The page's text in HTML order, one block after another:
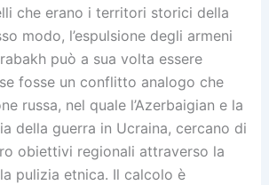
che erano i territori storici della
modo, l’espulsione degli armeni
può a sua volta essere
fosse un conflitto analogo che
russa, nel quale l’Azerbaigian e la
della guerra in Ucraina, cercano di
obiettivi regionali attraverso la
pulizia etnica. Il calcolo è